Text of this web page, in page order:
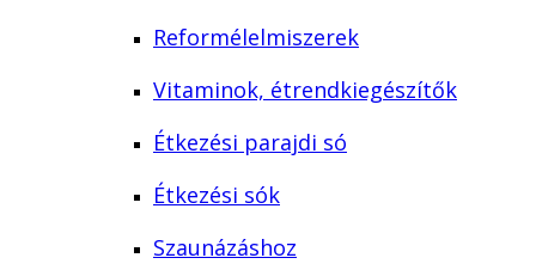
Reformélelmiszerek
Vitaminok, étrendkiegészítők
Étkezési parajdi só
Étkezési sók
Szaunázáshoz